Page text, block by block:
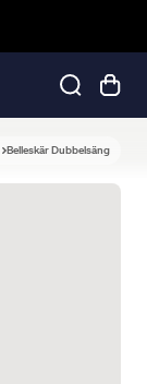
Belleskär Dubbelsäng